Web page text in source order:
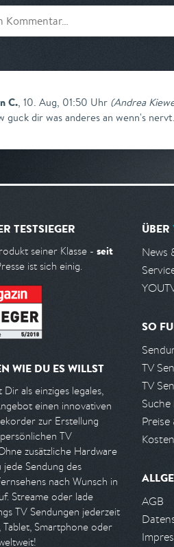
C., 10. Aug, 01:50 Uhr (Andrea
guck dir was anderes an wenn's
TESTSIEGER
seiner Klasse - seit
ist sich einig.
WIE DU ES WILLST
Dir als einziges legales,
einen innovativen
zur Erstellung
TV
zusätzliche Hardware
jede Sendung des
nach Wunsch in
Streame oder lade
TV Sendungen jederzeit
Tablet, Smartphone oder
ÜBER
News
SO
TV
TV
Preise
AGB